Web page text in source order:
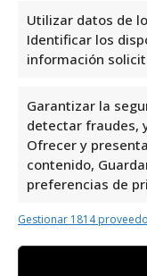
Utilizar datos de
Identificar los
información
Garantizar la
detectar fraudes,
Ofrecer y
contenido,
preferencias de
Gestionar 1814
Ibercaja Banco
31, 03300
Inversión. Con
9 reviews,
excelencia y la
ubicación
opción
aquellos
de calidad.